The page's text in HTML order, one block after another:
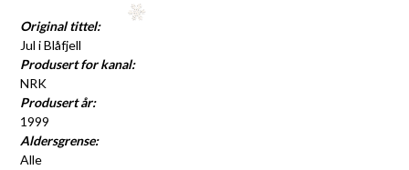
Original tittel:
Jul i Blåfjell
Produsert for kanal:
NRK
Produsert år:
1999
Aldersgrense:
Alle